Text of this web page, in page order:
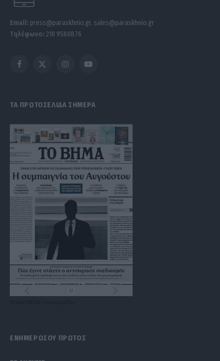
Email: press@paraskhnio.gr, sales@paraskhnio.gr
Τηλέφωνο: 210 9580876
Facebook
X
InstagramYouTube
ΤΑ ΠΡΩΤΟΣΕΛΙΔΑ ΣΗΜΕΡΑ
ΕΝΗΜΕΡΩΣΟΥ ΠΡΩΤΟΣ